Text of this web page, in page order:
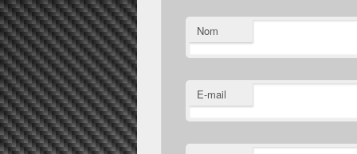
Nom
E-mail